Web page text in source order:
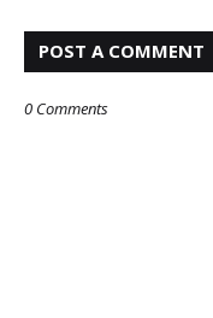
POST A COMMENT
0 Comments